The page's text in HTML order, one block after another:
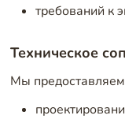
требований к
Техническое
Мы